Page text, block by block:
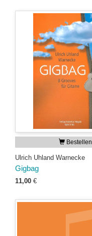
Bestellen
Ulrich Uhland Warnecke
Gigbag
11,00 €